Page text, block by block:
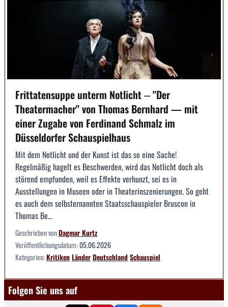
Frittatensuppe unterm Notlicht -- "Der
Theatermacher" von Thomas Bernhard — mit
einer Zugabe von Ferdinand Schmalz im
Düsseldorfer Schauspielhaus
Mit dem Notlicht und der Kunst ist das so eine Sache!
Regelmäßig hagelt es Beschwerden, wird das Notlicht doch als
störend empfunden, weil es Effekte verhunzt, sei es in
Ausstellungen in Museen oder in Theaterinszenierungen. So geht
es auch dem selbsternannten Staatsschauspieler Bruscon in
Thomas Be...
Geschrieben vonDagmar Kurtz
Veröffentlichungsdatum:05.06.2026
Kategorien:KritikenLänderDeutschlandSchauspiel
Folgen Sie uns auf